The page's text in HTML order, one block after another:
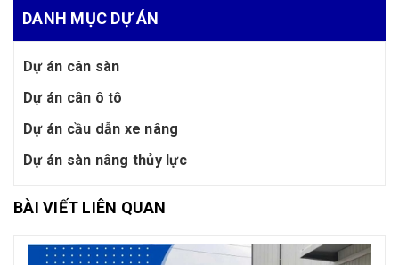
DANH MỤC DỰ ÁN
Dự án cân sàn
Dự án cân ô tô
Dự án cầu dẫn xe nâng
Dự án sàn nâng thủy lực
BÀI VIẾT LIÊN QUAN